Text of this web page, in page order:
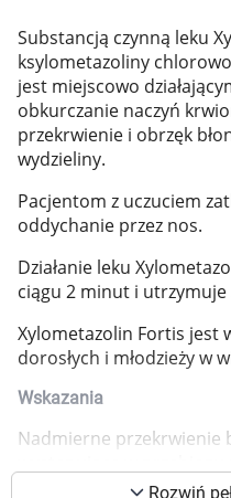
Korzystamy z
dostosowania
Marki
Substancją czynną leku
ksylometazoliny
jest miejscowo
obkurczanie naczyń
przekrwienie i obrzęk
wydzieliny.
Pacjentom z uczuciem
oddychanie przez nos.
Działanie leku
ciągu 2 minut i utrzymuje
Xylometazolin Fortis jest
dorosłych i młodzieży w
Wskazania
Nadmierne przekrwienie
siennego, alergicznego
Rozwiń